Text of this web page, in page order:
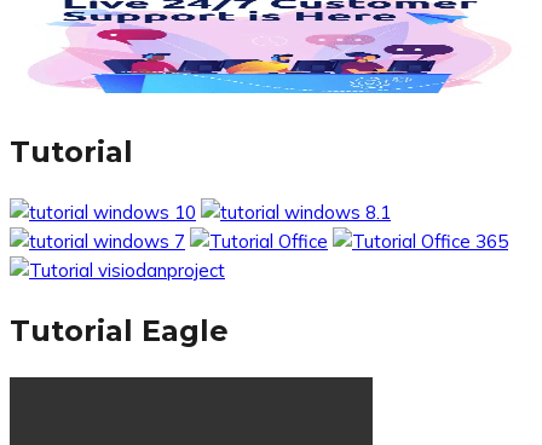
Tutorial
Tutorial Eagle